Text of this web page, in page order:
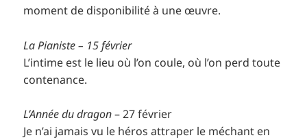
moment de disponibilité à une œuvre.
La Pianiste – 15 février
L’intime est le lieu où l’on coule, où l’on perd toute
contenance.
L’Année du dragon– 27 février
Je n’ai jamais vu le héros attraper le méchant en